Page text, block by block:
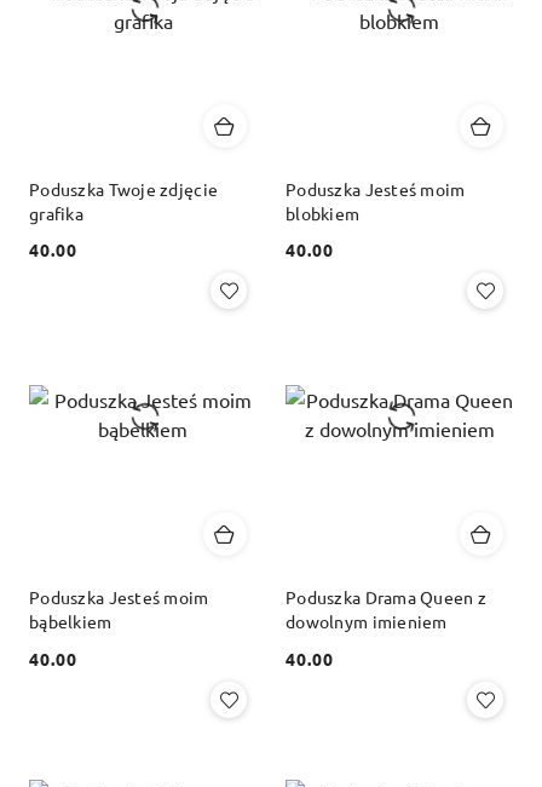
Poduszka Twoje zdjęcie
grafika
Cena:
40.00
Poduszka Jesteś moim
blobkiem
Cena:
40.00
Poduszka Jesteś moim
bąbelkiem
Cena:
40.00
Poduszka Drama Queen z
dowolnym imieniem
Cena:
40.00